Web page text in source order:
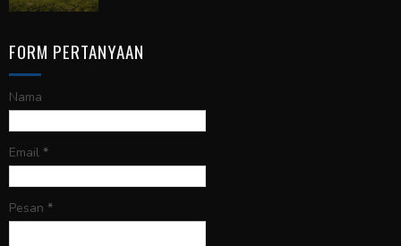
FORM PERTANYAAN
Nama
Email *
Pesan *